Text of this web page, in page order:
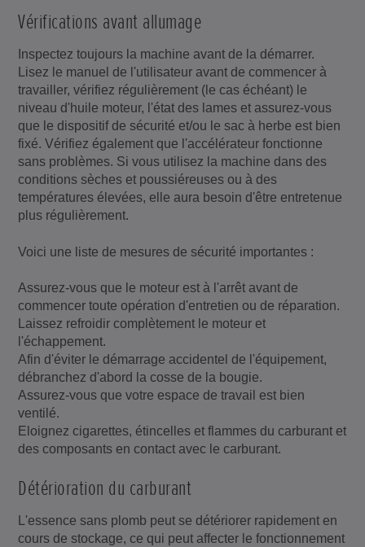
Vérifications avant allumage
Inspectez toujours la machine avant de la démarrer.
Lisez le manuel de l'utilisateur avant de commencer à
travailler, vérifiez régulièrement (le cas échéant) le
niveau d'huile moteur, l'état des lames et assurez-vous
que le dispositif de sécurité et/ou le sac à herbe est bien
fixé. Vérifiez également que l'accélérateur fonctionne
sans problèmes. Si vous utilisez la machine dans des
conditions sèches et poussiéreuses ou à des
températures élevées, elle aura besoin d'être entretenue
plus régulièrement.
Voici une liste de mesures de sécurité importantes :
Assurez-vous que le moteur est à l'arrêt avant de
commencer toute opération d'entretien ou de réparation.
Laissez refroidir complètement le moteur et
l'échappement.
Afin d'éviter le démarrage accidentel de l'équipement,
débranchez d'abord la cosse de la bougie.
Assurez-vous que votre espace de travail est bien
ventilé.
Eloignez cigarettes, étincelles et flammes du carburant et
des composants en contact avec le carburant.
Détérioration du carburant
L'essence sans plomb peut se détériorer rapidement en
cours de stockage, ce qui peut affecter le fonctionnement